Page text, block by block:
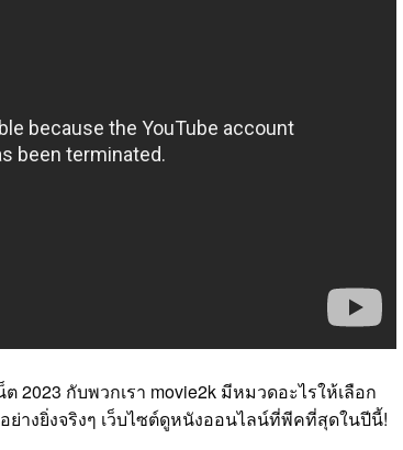
2023 กับพวกเรา movie2k มีหมวดอะไรให้เลือก
ย่างยิ่งจริงๆ เว็บไซต์ดูหนังออนไลน์ที่พีคที่สุดในปีนี้!